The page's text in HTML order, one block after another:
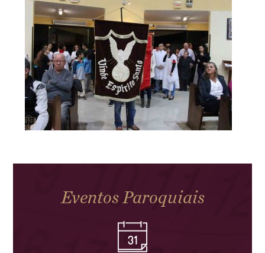
Eventos Paroquiais